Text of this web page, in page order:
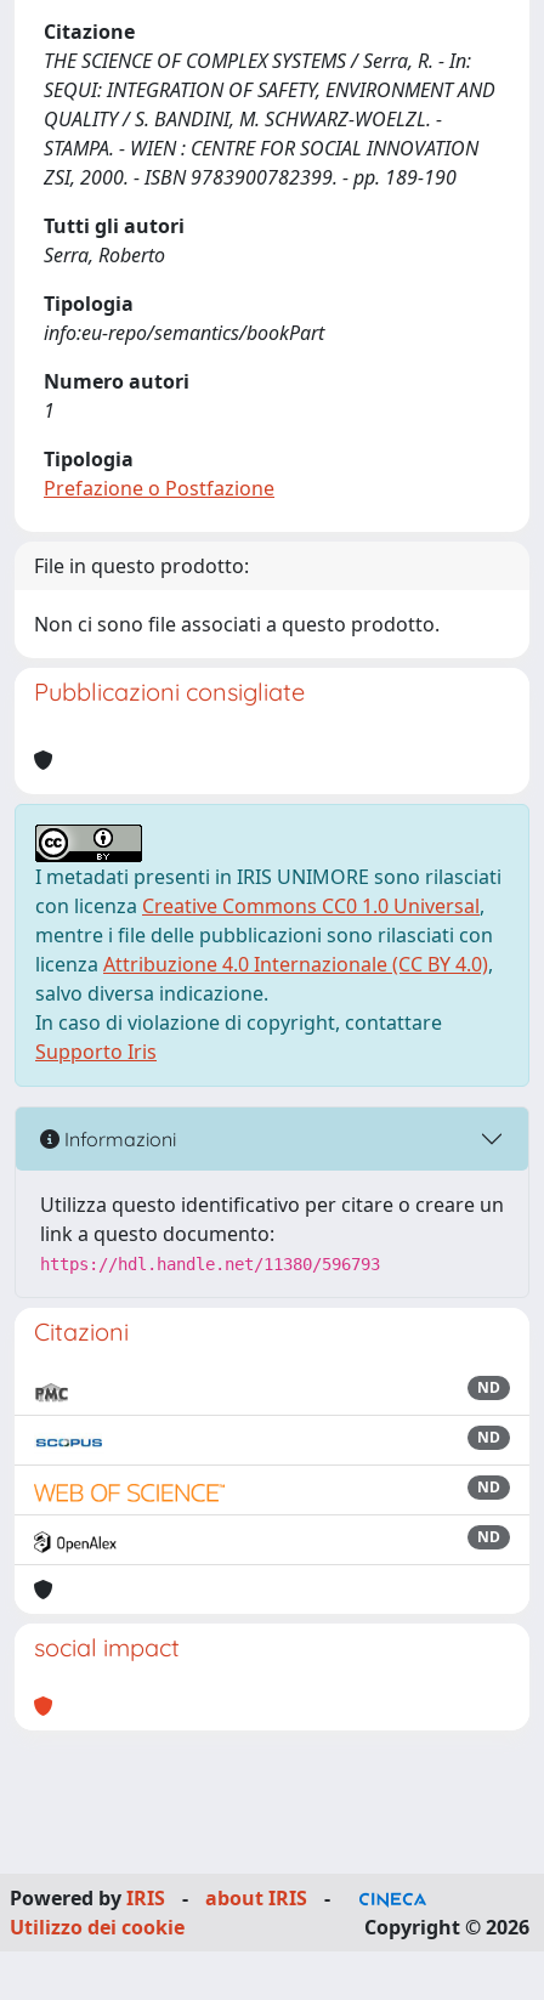
Citazione
THE SCIENCE OF COMPLEX SYSTEMS / Serra, R. - In:
SEQUI: INTEGRATION OF SAFETY, ENVIRONMENT AND
QUALITY / S. BANDINI, M. SCHWARZ-WOELZL. -
STAMPA. - WIEN : CENTRE FOR SOCIAL INNOVATION
ZSI, 2000. - ISBN 9783900782399. - pp. 189-190
Tutti gli autori
Serra, Roberto
Tipologia
info:eu-repo/semantics/bookPart
Numero autori
1
Tipologia
Prefazione o Postfazione
File in questo prodotto:
Non ci sono file associati a questo prodotto.
Pubblicazioni consigliate
I metadati presenti in IRIS UNIMORE sono rilasciati
con licenza Creative Commons CC0 1.0 Universal,
mentre i file delle pubblicazioni sono rilasciati con
licenza Attribuzione 4.0 Internazionale (CC BY 4.0),
salvo diversa indicazione.
In caso di violazione di copyright, contattare
Supporto Iris
Informazioni
Utilizza questo identificativo per citare o creare un
link a questo documento:
https://hdl.handle.net/11380/596793
Citazioni
ND
ND
ND
ND
social impact
Powered byIRIS - about IRIS
-
Utilizzo dei cookie
Copyright © 2026